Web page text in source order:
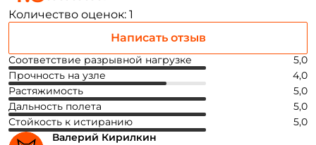
Количество оценок: 1
Написать отзыв
Соответствие разрывной нагрузке
5,0
Прочность на узле
4,0
Растяжимость
5,0
Дальность полета
5,0
Стойкость к истиранию
5,0
Валерий Кирилкин